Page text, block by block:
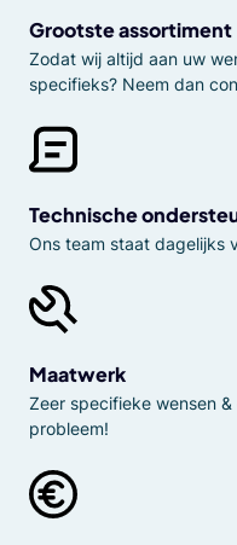
Grootste assortiment
Zodat wij altijd aan uw
specifieks? Neem dan
Technische
Ons team staat dagelijks
Maatwerk
Zeer specifieke wensen
probleem!